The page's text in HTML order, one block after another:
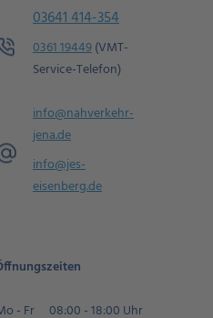
03641 414-354
0361 19449(VMT-
Service-Telefon)
info@nahverkehr-
jena.de
info@jes-
eisenberg.de
- Fr 08:00 - 18:00 Uhr